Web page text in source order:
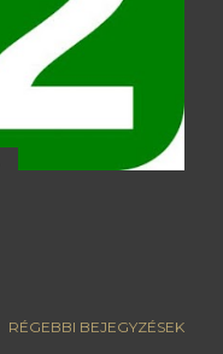
RÉGEBBI BEJEGYZÉSEK